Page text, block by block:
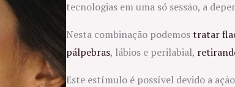
tecnologias em uma só sessão, a
Nesta combinação podemostratar
pálpebras, lábios e perilabial,
Este estímulo é possível devido a